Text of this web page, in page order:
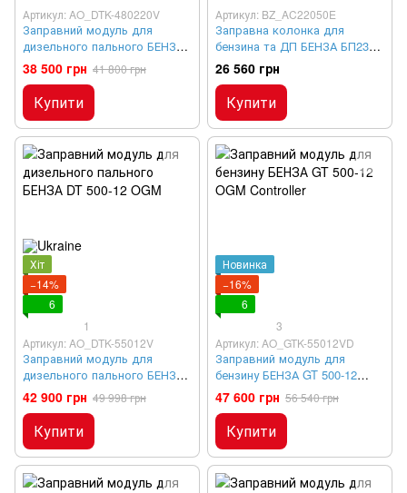
Артикул: AO_DTK-480220V
Заправний модуль для
дизельного пального БЕНЗА
DT 480-220
38 500 грн 41 800 грн
Купити
Артикул: BZ_AC22050E
Заправна колонка для
бензина та ДП БЕНЗА БП230-
50Е
26 560 грн
Купити
Хіт
−14%
6
1
Артикул: AO_DTK-55012V
Заправний модуль для
дизельного пального БЕНЗА
DT 500-12 OGM
42 900 грн 49 998 грн
Купити
Новинка
−16%
6
3
Артикул: AO_GTK-55012VD
Заправний модуль для
бензину БЕНЗА GT 500-12
OGM Controller
47 600 грн 56 540 грн
Купити